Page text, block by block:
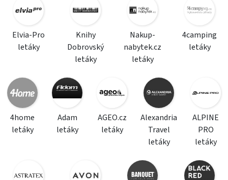
Elvia-Pro
letáky
Knihy
Dobrovský
letáky
Nakup-
nabytek.cz
letáky
4camping
letáky
4home
letáky
Adam
letáky
AGEO.cz
letáky
Alexandria
Travel
letáky
ALPINE
PRO
letáky